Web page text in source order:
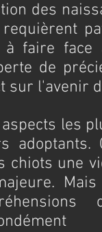
des
faire face
de
sur l'avenir
les
adoptants.
une
Mais